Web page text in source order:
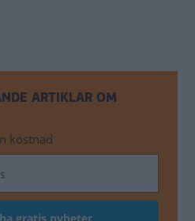
ARTIKLAR OM
kostnad